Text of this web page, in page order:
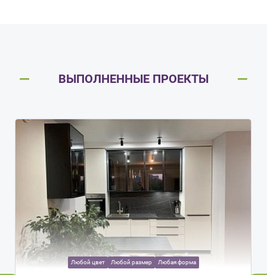
ВЫПОЛНЕННЫЕ ПРОЕКТЫ
Любой цвет Любой размер Любая форма